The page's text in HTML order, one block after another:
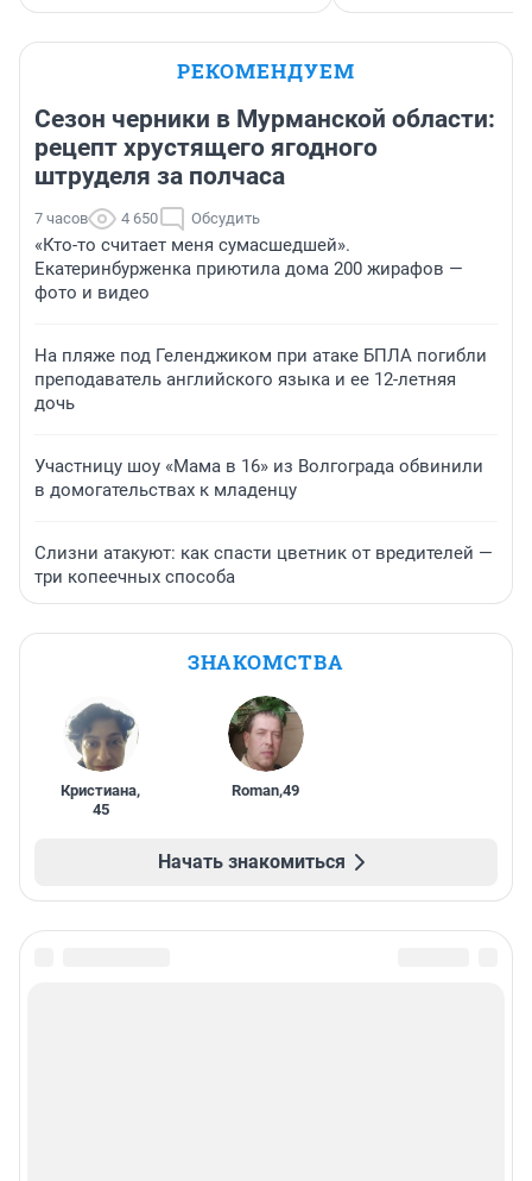
РЕКОМЕНДУЕМ
Сезон черники в Мурманской области:
рецепт хрустящего ягодного
штруделя за полчаса
7 часов 4 650 Обсудить
«Кто-то считает меня сумасшедшей».
Екатеринбурженка приютила дома 200 жирафов —
фото и видео
На пляже под Геленджиком при атаке БПЛА погибли
преподаватель английского языка и ее 12-летняя
дочь
Участницу шоу «Мама в 16» из Волгограда обвинили
в домогательствах к младенцу
Слизни атакуют: как спасти цветник от вредителей —
три копеечных способа
ЗНАКОМСТВА
Кристиана,
45
Roman,49
Начать знакомиться